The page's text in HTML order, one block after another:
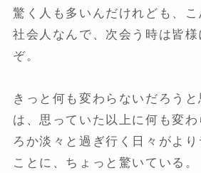
驚く人も多いんだけれども、こ
社会人なんで、次会う時は皆
ぞ。
きっと何も変わらないだろうと
は、思っていた以上に何も変
ろか淡々と過ぎ行く日々がよ
ことに、ちょっと驚いている。